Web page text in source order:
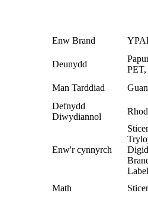
Enw Brand
Deunydd
Man Tarddiad
Defnydd
Diwydiannol
Enw'r cynnyrch
Math